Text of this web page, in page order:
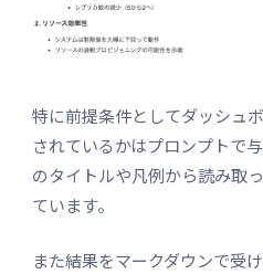
特に前提条件としてダッシュ
されているかはプロンプトで
のタイトルや凡例から読み取
ています。
また結果をマークダウンで受